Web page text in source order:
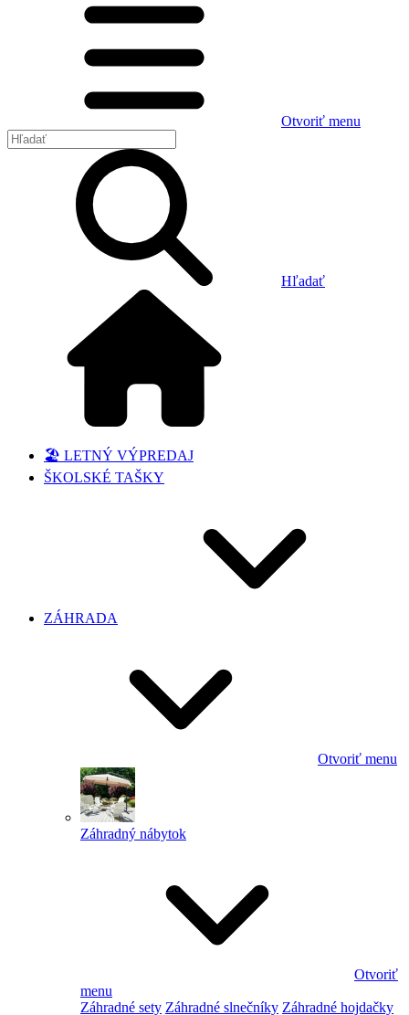
Otvoriť menu
Hľadať
🏖️ LETNÝ VÝPREDAJ
ŠKOLSKÉ TAŠKY
ZÁHRADA
Otvoriť menu
Záhradný nábytok
Otvoriť
menu
Záhradné sety Záhradné slnečníky Záhradné hojdačky